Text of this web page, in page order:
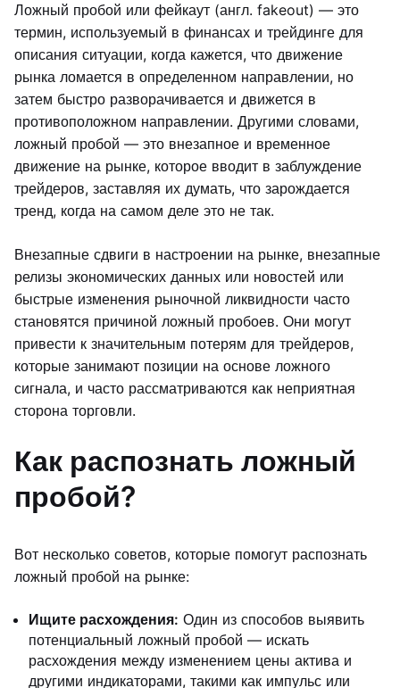
Ложный пробой или фейкаут (англ. fakeout) — это
термин, используемый в финансах и трейдинге для
описания ситуации, когда кажется, что движение
рынка ломается в определенном направлении, но
затем быстро разворачивается и движется в
противоположном направлении. Другими словами,
ложный пробой — это внезапное и временное
движение на рынке, которое вводит в заблуждение
трейдеров, заставляя их думать, что зарождается
тренд, когда на самом деле это не так.
Внезапные сдвиги в настроении на рынке, внезапные
релизы экономических данных или новостей или
быстрые изменения рыночной ликвидности часто
становятся причиной ложный пробоев. Они могут
привести к значительным потерям для трейдеров,
которые занимают позиции на основе ложного
сигнала, и часто рассматриваются как неприятная
сторона торговли.
Как распознать ложный
пробой?
Вот несколько советов, которые помогут распознать
ложный пробой на рынке:
Ищите расхождения: Один из способов выявить
потенциальный ложный пробой — искать
расхождения между изменением цены актива и
другими индикаторами, такими как импульс или